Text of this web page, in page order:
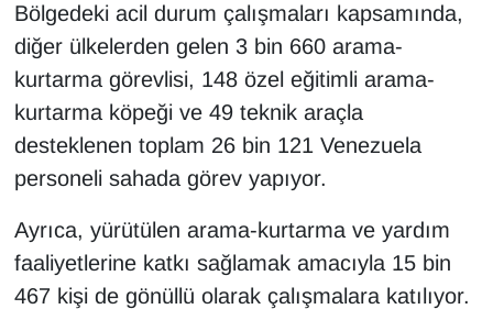
Bölgedeki acil durum çalışmaları kapsamında,
diğer ülkelerden gelen 3 bin 660 arama-
kurtarma görevlisi, 148 özel eğitimli arama-
kurtarma köpeği ve 49 teknik araçla
desteklenen toplam 26 bin 121 Venezuela
personeli sahada görev yapıyor.
Ayrıca, yürütülen arama-kurtarma ve yardım
faaliyetlerine katkı sağlamak amacıyla 15 bin
467 kişi de gönüllü olarak çalışmalara katılıyor.
Seri İlan
Sinema - TV
SİYASET
SPOR
TEBRİK